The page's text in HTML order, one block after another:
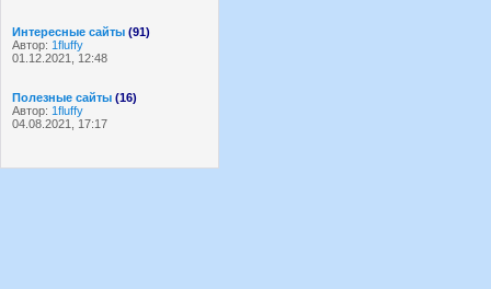
Интересные сайты (91)
Автор: 1fluffy
01.12.2021, 12:48
Полезные сайты (16)
Автор: 1fluffy
04.08.2021, 17:17